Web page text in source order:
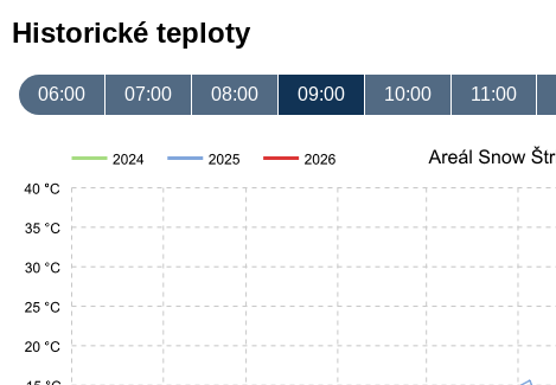
Historické teploty
06:00 07:00 08:00 09:00 10:00 11:00